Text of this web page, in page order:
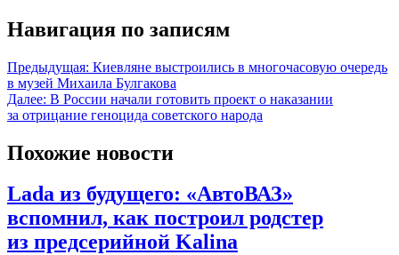
Навигация по записям
Предыдущая: Киевляне выстроились в многочасовую очередь
в музей Михаила Булгакова
Далее: В России начали готовить проект о наказании
за отрицание геноцида советского народа
Похожие новости
Lada из будущего: «АвтоВАЗ»
вспомнил, как построил родстер
из предсерийной Kalina